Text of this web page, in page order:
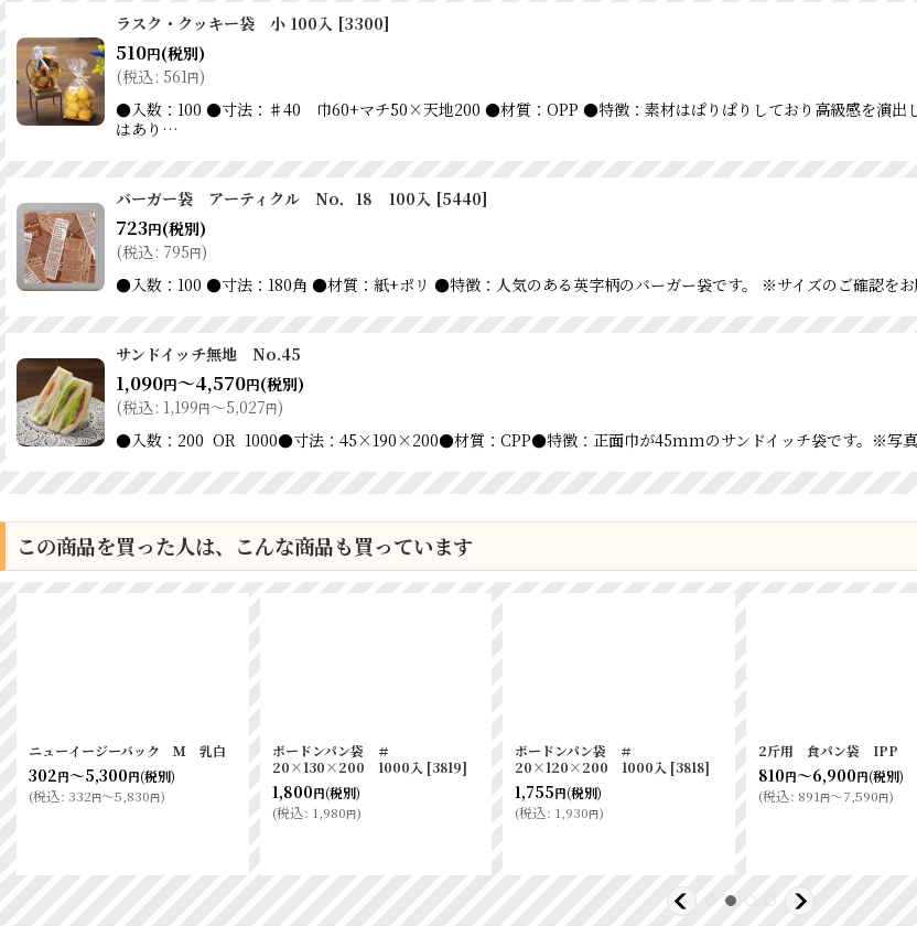
ラスク・クッキー袋 小 100入 [3300]
510円(税別)
(税込: 561円)
●入数：100 ●寸法：♯40 巾60+マチ50×天地200 ●材質：OPP ●特徴：素材はぱりぱりしており高級感を演出し
はあり…
バーガー袋 アーティクル No．18 100入 [5440]
723円(税別)
(税込: 795円)
●入数：100 ●寸法：180角 ●材質：紙+ポリ ●特徴：人気のある英字柄のバーガー袋です。 ※サイズのご確認をお
サンドイッチ無地 No.45
1,090円～4,570円(税別)
(税込: 1,199円～5,027円)
●入数：200 OR 1000●寸法：45×190×200●材質：CPP●特徴：正面巾が45mmのサンドイッチ袋です。※写
この商品を買った人は、こんな商品も買っています
ニューイージーバック Ｍ 乳白
302円～5,300円(税別)
(税込: 332円～5,830円)
ボードンパン袋 ＃
20×130×200 1000入 [3819]
1,800円(税別)
(税込: 1,980円)
ボードンパン袋 ＃
20×120×200 1000入 [3818]
1,755円(税別)
(税込: 1,930円)
2斤用 食パン袋 IPP
810円～6,900円(税別)
(税込: 891円～7,590円)